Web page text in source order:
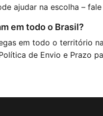
ajudar na escolha –
em todo o Brasil?
em todo o território
de Envio e Prazo